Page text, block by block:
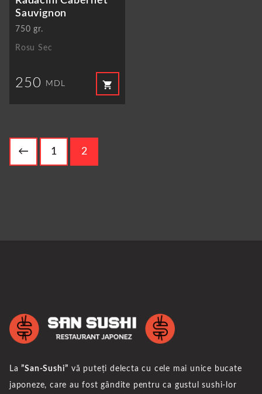
Sauvignon
750 gr.
Rosu Sec
250 MDL shopping_cart
← 1 2
La”San-Sushi” vă puteți delecta cu cele mai unice bucate
japoneze, care au fost gândite pentru ca gustul sushi-lor